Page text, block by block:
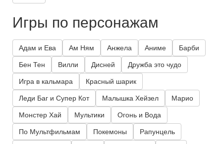
Игры по персонажам
Адам и Ева Ам Ням Анжела Аниме Барби
Бен Тен Вилли Дисней Дружба это чудо
Игра в кальмара Красный шарик
Леди Баг и Супер Кот Малышка Хейзел Марио
Монстер Хай Мультики Огонь и Вода
По Мультфильмам Покемоны Рапунцель